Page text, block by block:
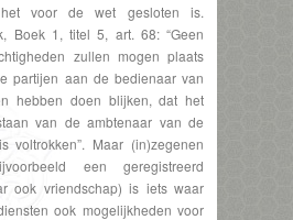
voor de wet gesloten is.
Boek 1, titel 5, art. 68: “Geen
zullen mogen plaats
partijen aan de bedienaar van
hebben doen blijken, dat het
van de ambtenaar van de
voltrokken”. Maar (in)zegenen
een geregistreerd
ook vriendschap) is iets waar
ook mogelijkheden voor